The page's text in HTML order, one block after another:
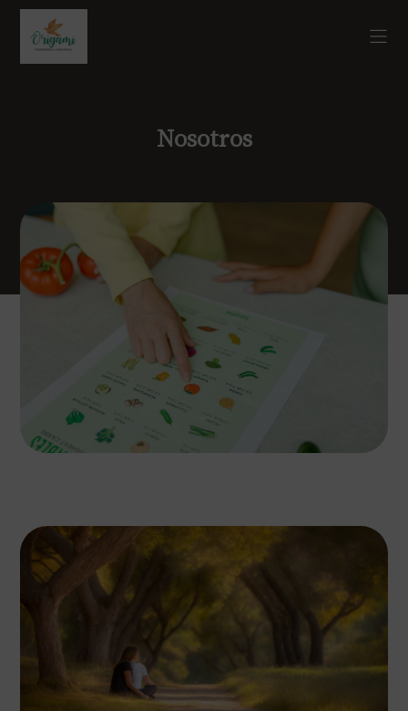
Nosotros